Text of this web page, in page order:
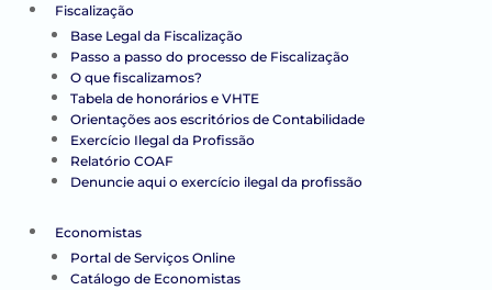
Fiscalização
Base Legal da Fiscalização
Passo a passo do processo de Fiscalização
O que fiscalizamos?
Tabela de honorários e VHTE
Orientações aos escritórios de Contabilidade
Exercício Ilegal da Profissão
Relatório COAF
Denuncie aqui o exercício ilegal da profissão
Economistas
Portal de Serviços Online
Catálogo de Economistas